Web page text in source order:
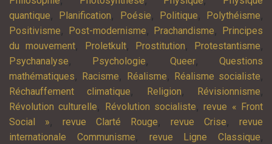
quantique, Planification, Poésie, Politique, Polythéisme,
Positivisme, Post-modernisme, Prachandisme,
Principes
du mouvement, Proletkult, Prostitution, Protestantisme,
Psychanalyse, Psychologie, Queer,Questions
mathématiques, Racisme, Réalisme, Réalisme socialiste,
Réchauffement climatique, Religion, Révisionnisme,
Révolution culturelle, Révolution socialiste,revue « Front
Social », revue Clarté Rouge, revue Crise, revue
internationale Communisme, revue Ligne Classique,